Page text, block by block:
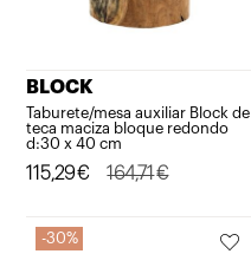
BLOCK
Taburete/mesa auxiliar Block de
teca maciza bloque redondo
d:30 x 40 cm
164,71€
El
original
115,29€
El
actual
30%